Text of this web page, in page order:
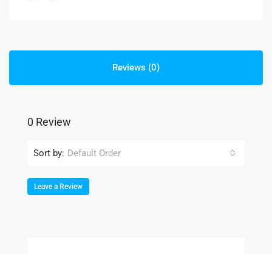
Reviews (0)
0 Review
Sort by: Default Order
Leave a Review